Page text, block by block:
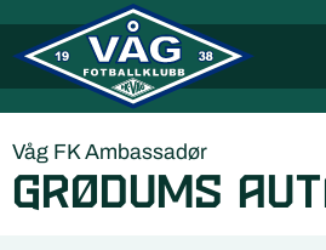
Våg FK Ambassadør
Grødums